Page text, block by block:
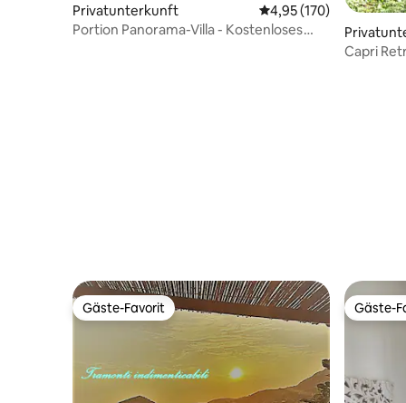
Privatunterkunft Durchschnittliche
4,95 (170)
Portion Panorama-Villa - Kostenloses
Capri
Gäste-Favorit
Gäste-Favorit Gäste-
Gäste-